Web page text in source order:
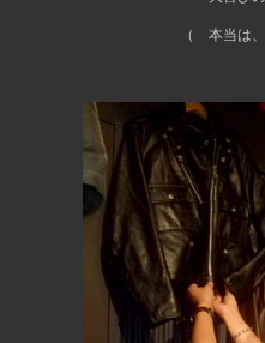
（ 本当は、一番嬉しい